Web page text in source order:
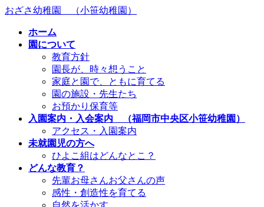
コ
ナ
おざさ幼稚園 （小笹幼稚園）
ホーム
園について
教育方針
園長が、時々想うこと
家庭と園で、ともに育てる
園の施設・先生たち
お預かり保育等
入園案内・入会案内 （福岡市中央区小笹幼稚園）
アクセス・入園案内
未就園児の方へ
ひよこ組はどんなとこ？
どんな教育？
先輩お母さんお父さんの声
感性・創造性を育てる
自然を活かす